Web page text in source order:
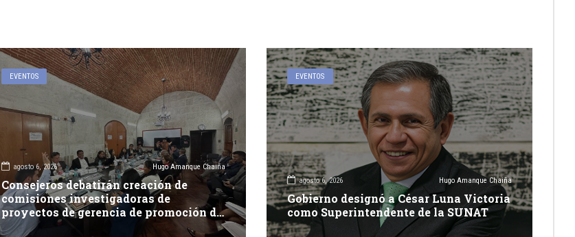
EVENTOS
agosto 6, 2026 Hugo Amanque Chaiña
Consejeros debatirán creación de
comisiones investigadoras de
proyectos de gerencia de promoción de
inversión y carretera en Caylloma
EVENTOS
agosto 6, 2026 Hugo Amanque Chaiña
Gobierno designó a César Luna Victoria
como Superintendente de la SUNAT